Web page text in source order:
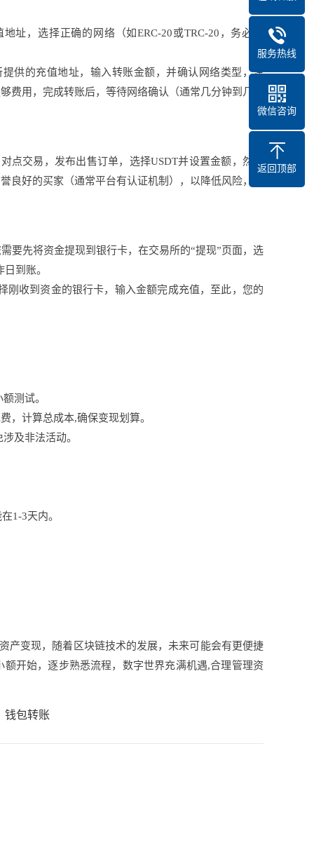
址，选择正确的网络（如ERC-20或TRC-20，务必与
供的充值地址，输入转账金额，并确认网络类型，注
用，完成转账后，等待网络确认（通常几分钟到几小
点交易，发布出售订单，选择USDT并设置金额，然后
好的买家（通常平台有认证机制），以降低风险，交
要先将资金提现到银行卡，在交易所的“提现”页面，选
到账。
刚收到资金的银行卡，输入金额完成充值，至此，您的
测试。
，计算总成本,确保变现划算。
及非法活动。
1-3天内。
产变现，随着区块链技术的发展，未来可能会有更便捷
开始，逐步熟悉流程，数字世界充满机遇,合理管理资
钱包转账
服务热线
微信咨询
返回顶部